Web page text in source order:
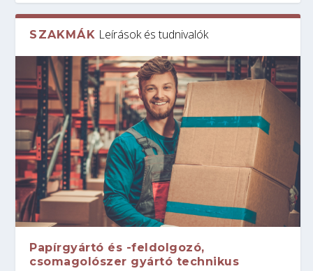
SZAKMÁK Leírások és tudnivalók
Papírgyártó és -feldolgozó,
csomagolószer gyártó technikus